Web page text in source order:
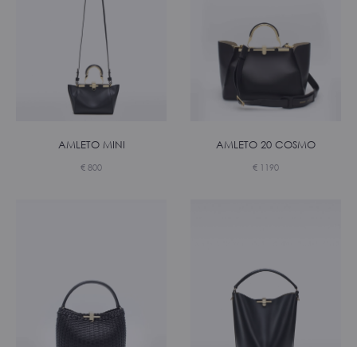
AMLETO MINI
€ 800
AMLETO 20 COSMO
€ 1190